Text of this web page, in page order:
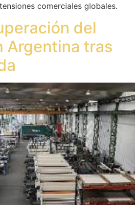
comerciales globales.
del
Argentina tras